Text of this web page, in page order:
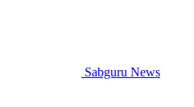
Sabguru News